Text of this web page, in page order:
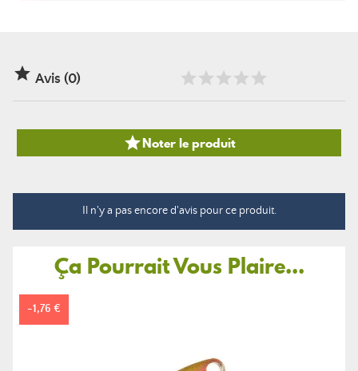
 Avis (0)
Noter le produit
Il n'y a pas encore d'avis pour ce produit.
Ça Pourrait Vous Plaire...
-1,76 €